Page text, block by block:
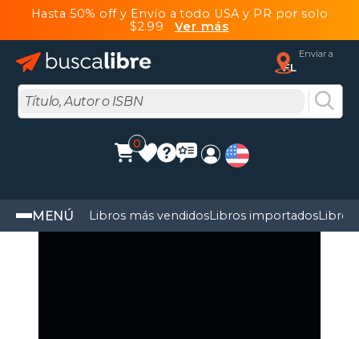
Hasta 50% off y Envío a todo USA y PR por solo
$2.99 Ver más
Enviar a
FL
0
MENÚ Libros más vendidosLibros importadosLibros